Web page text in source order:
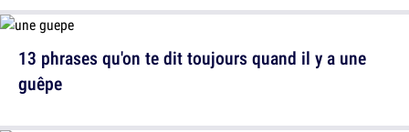
13 phrases qu'on te dit toujours quand il y a une
guêpe